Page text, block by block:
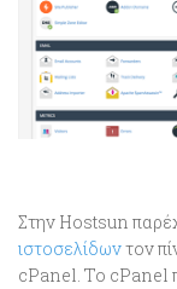
Στην Hostsun
ιστοσελίδωντον
cPanel. Το cPanel